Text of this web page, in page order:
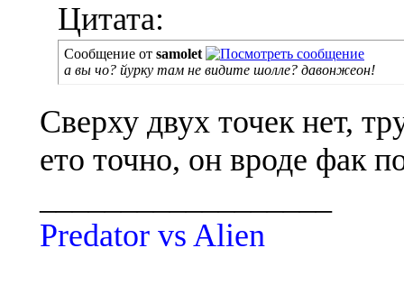
Цитата:
Сообщение от samolet
а вы чо? йурку там не видите шолле? давонжеон!
Сверху двух точек нет,
ето точно, он вроде фак
Predator vs Alien